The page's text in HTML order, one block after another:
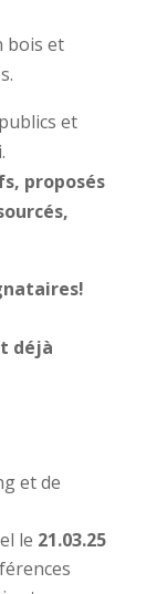
bois et
et
proposés
déjà
et de
le 21.03.25